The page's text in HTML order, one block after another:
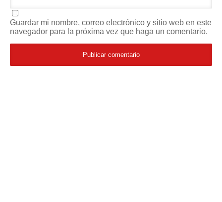
Guardar mi nombre, correo electrónico y sitio web en este
navegador para la próxima vez que haga un comentario.